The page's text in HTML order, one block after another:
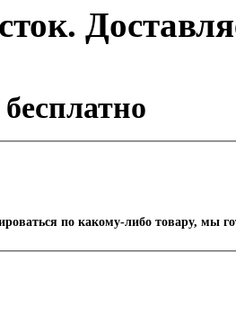
по какому-либо товару, мы